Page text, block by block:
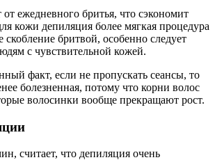
ежедневного бритья, что сэкономит
кожи депиляция более мягкая процедура
бритвой, особенно следует
с чувствительной кожей.
факт, если не пропускать сеансы, то
болезненная, потому что корни волос
волосинки вообще прекращают рост.
считает, что депиляция очень